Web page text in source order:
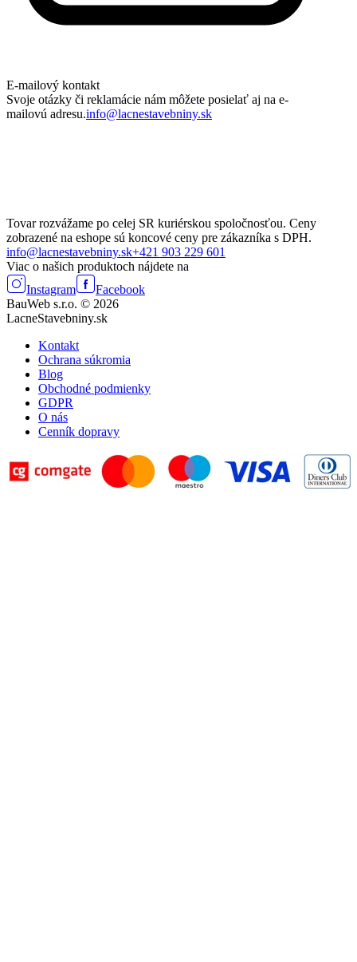
E-mailový kontakt
Svoje otázky či reklamácie nám môžete posielať aj na e-
mailovú adresu.info@lacnestavebniny.sk
Tovar rozvážame po celej SR kuriérskou spoločnosťou. Ceny
zobrazené na eshope sú koncové ceny pre zákazníka s DPH.
info@lacnestavebniny.sk+421 903 229 601
Viac o našich produktoch nájdete na
Instagram
Facebook
BauWeb s.r.o. © 2026
LacneStavebniny.sk
Kontakt
Ochrana súkromia
Blog
Obchodné podmienky
GDPR
O nás
Cenník dopravy